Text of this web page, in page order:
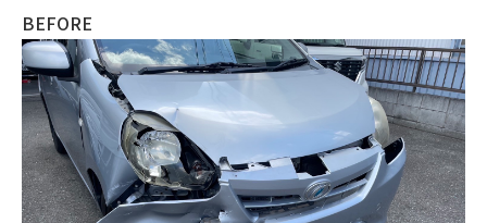
BEFORE